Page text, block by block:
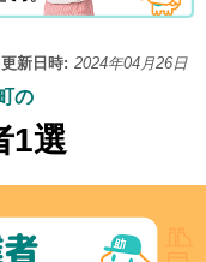
更新日時: 2024年04月26日
の
1選